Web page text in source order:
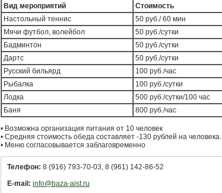
Вид мероприятий
Стоимость
Настольный теннис
50 руб./ 60 мин
Мячи футбол, волейбол
50 руб./сутки
Бадминтон
50 руб./сутки
Дартс
50 руб./сутки
Русский бильярд
100 руб./час
Рыбалка
100 руб./сутки
Лодка
500 руб./сутки/100 час
Баня
800 руб./час
• Возможна организация питания от 10 человек
• Средняя стоимость обеда составляет -130 рублей на человека.
• Меню согласовывается заблаговременно
Телефон: 8 (916) 793-70-03, 8 (961) 142-86-52
E-mail: info@baza-aist.ru